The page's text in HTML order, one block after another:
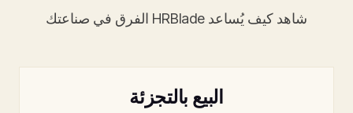
شاهد كيف يُساعد HRBlade الفرق في صناعتك
البيع بالتجزئة